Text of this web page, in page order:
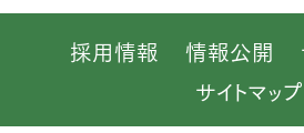
採用情報 情報公開
サイトマップ